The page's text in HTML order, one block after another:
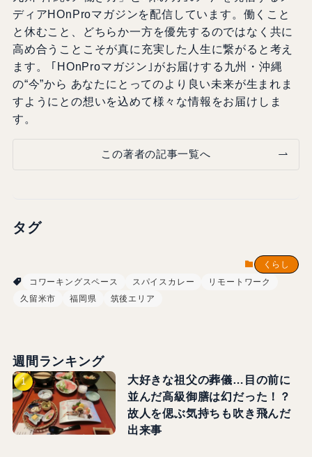
ディアHOnProマガジンを配信しています。働くこと
と休むこと、どちらか一方を優先するのではなく共に
高め合うことこそが真に充実した人生に繋がると考え
ます。 ｢HOnProマガジン｣がお届けする九州・沖縄
の“今”から あなたにとってのより良い未来が生まれま
すようにとの想いを込めて様々な情報をお届けしま
す。
この著者の記事一覧へ
タグ
くらし
コワーキングスペース
スパイスカレー
リモートワーク
久留米市
福岡県 筑後エリア
週間ランキング
大好きな祖父の葬儀…目の前に
並んだ高級御膳は幻だった！？
故人を偲ぶ気持ちも吹き飛んだ
出来事